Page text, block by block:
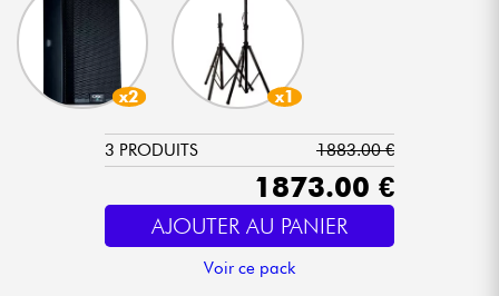
x2 x1
3 PRODUITS 1883.00 €
1873.00 €
AJOUTER AU PANIER
Voir ce pack